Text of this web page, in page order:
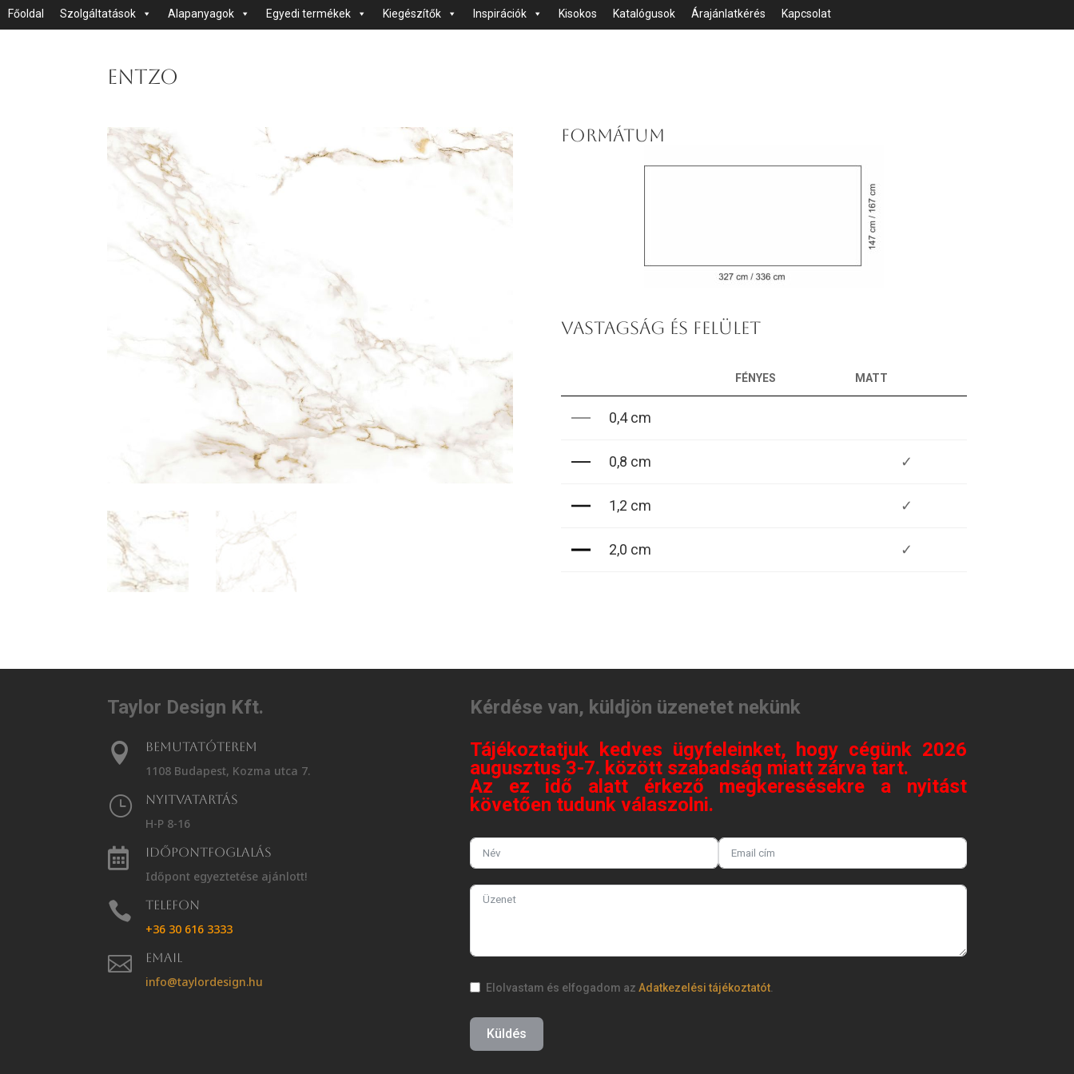
Főoldal Szolgáltatások Alapanyagok Egyedi termékek Kiegészítők Inspirációk Kisokos Katalógusok Árajánlatkérés Kapcsolat
Entzo
FORMÁTUM
VASTAGSÁG ÉS FELÜLET
FÉNYES MATT
0,4 cm
0,8 cm ✓
1,2 cm ✓
2,0 cm ✓
Taylor Design Kft.

Bemutatóterem
1108 Budapest, Kozma utca 7.
}
Nyitvatartás
H-P 8-16

Időpontfoglalás
Időpont egyeztetése ajánlott!

Telefon
+36 30 616 3333

Email
info@taylordesign.hu
Kérdése van, küldjön üzenetet nekünk
Tájékoztatjuk kedves ügyfeleinket, hogy cégünk 2026
augusztus 3-7. között szabadság miatt zárva tart.
Az ez idő alatt érkező megkeresésekre a nyitást
követően tudunk válaszolni.
Elolvastam és elfogadom azAdatkezelési tájékoztatót.
Küldés